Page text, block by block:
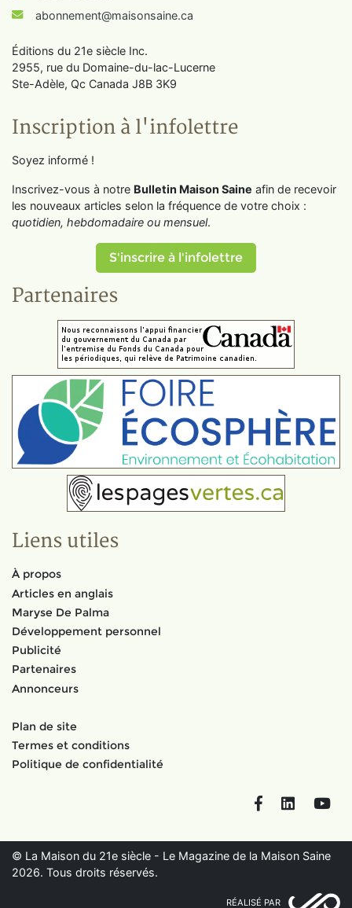
abonnement@maisonsaine.ca
Éditions du 21e siècle Inc.
2955, rue du Domaine-du-lac-Lucerne
Ste-Adèle, Qc Canada J8B 3K9
Inscription à l'infolettre
Soyez informé !
Inscrivez-vous à notre Bulletin Maison Saine afin de recevoir
les nouveaux articles selon la fréquence de votre choix :
quotidien, hebdomadaire ou mensuel.
S'inscrire à l'infolettre
Partenaires
Liens utiles
À propos
Articles en anglais
Maryse De Palma
Développement personnel
Publicité
Partenaires
Annonceurs
Plan de site
Termes et conditions
Politique de confidentialité
FacebookLinkedIn
© La Maison du 21e siècle - Le Magazine de la Maison Saine
2026. Tous droits réservés.
RÉALISÉ PAR